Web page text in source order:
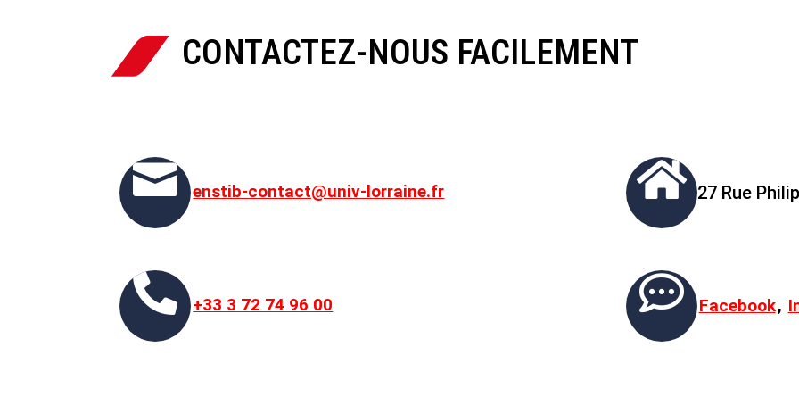
 CONTACTEZ-NOUS FACILEMENT
 enstib-contact@univ-lorraine.fr  27 Rue
 +33 3 72 74 96 00  Facebook,